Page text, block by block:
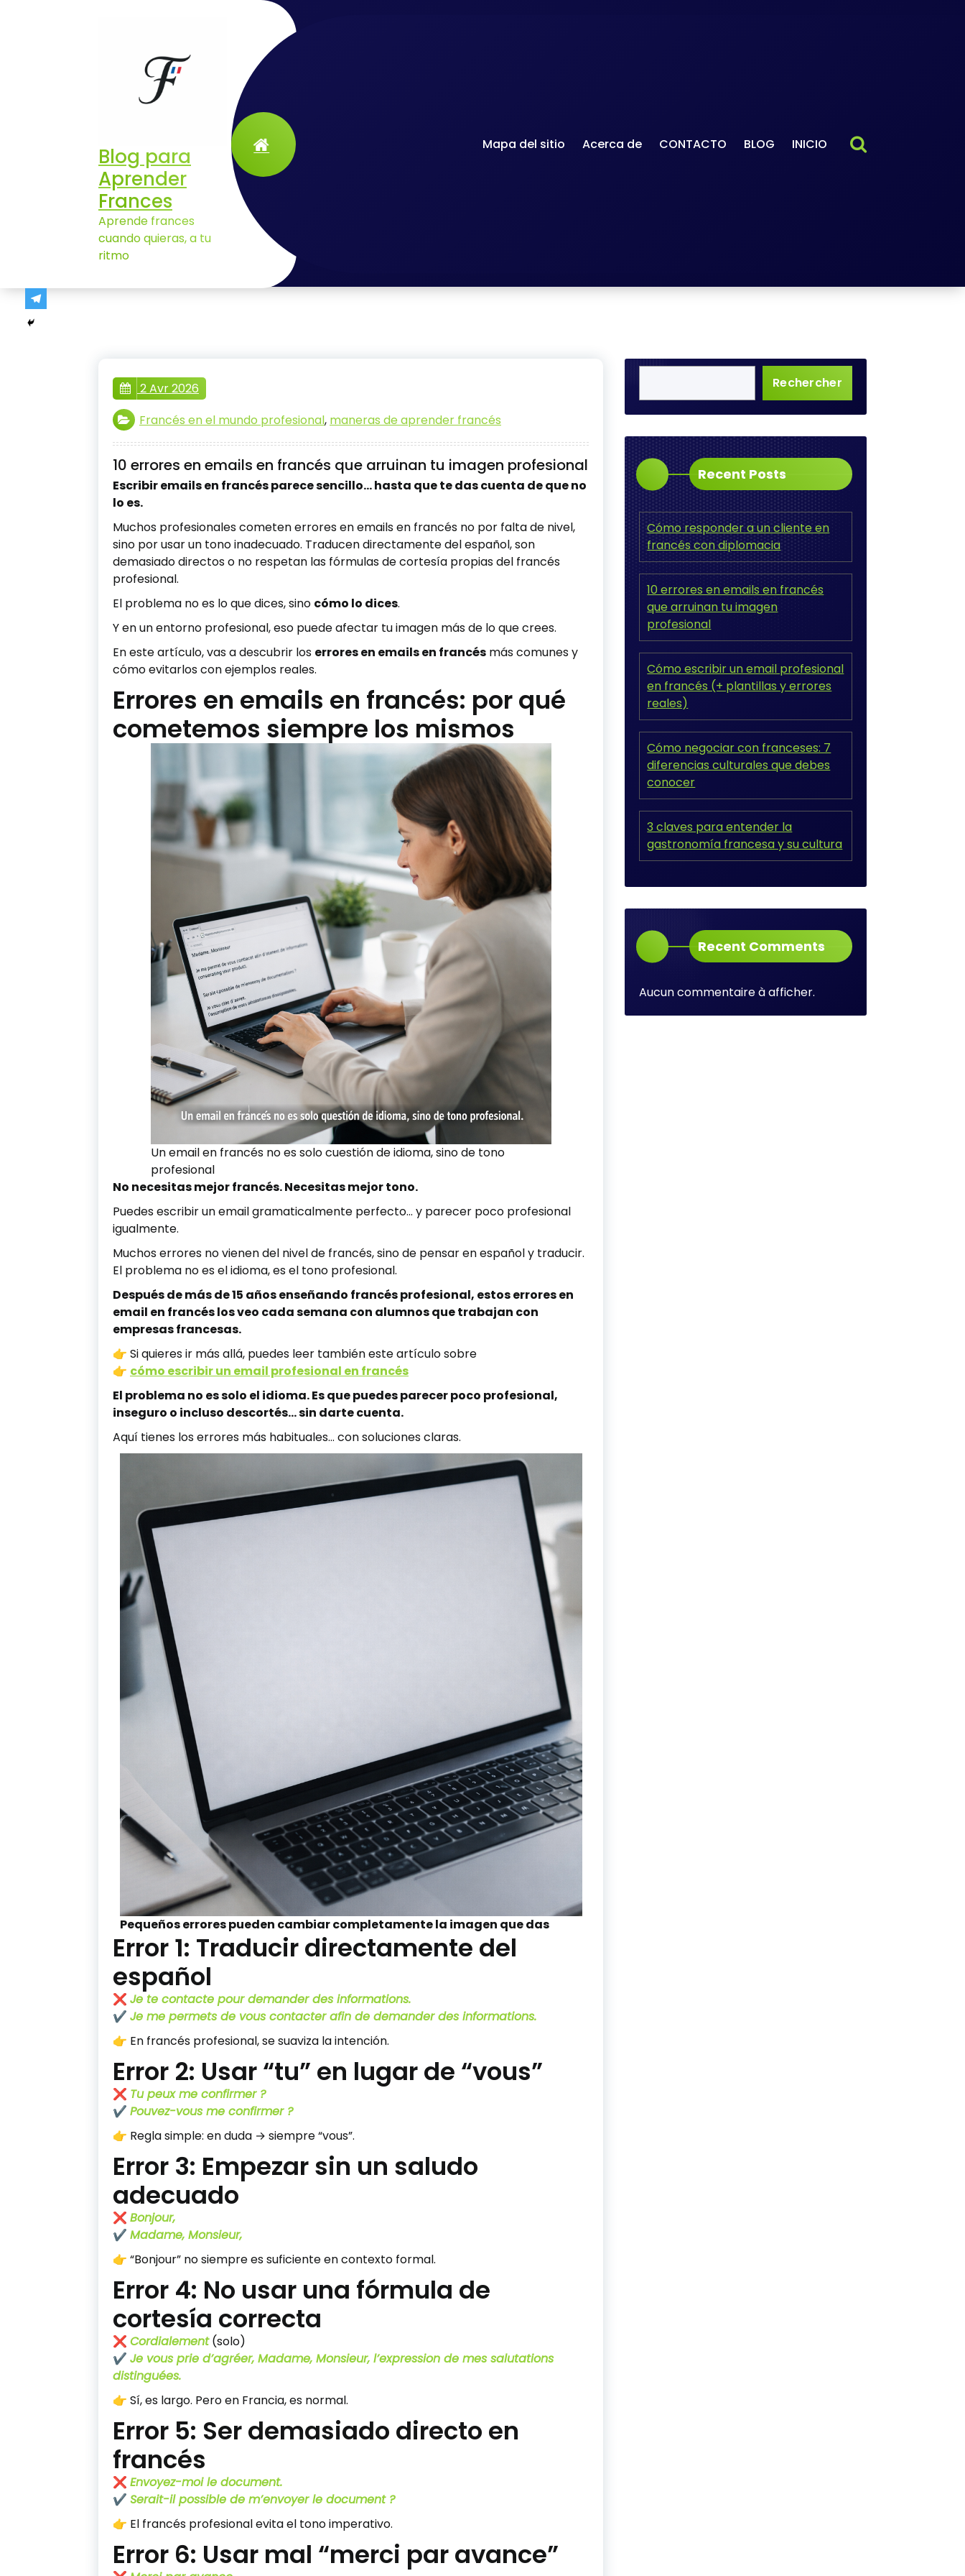
Blog para
Aprender
Frances
Aprende frances
cuando quieras, a tu
ritmo
Mapa del sitio Acerca de CONTACTO BLOG INICIO
2 Avr 2026
Francés en el mundo profesional, maneras de aprender francés
10 errores en emails en francés que arruinan tu imagen profesional
Escribir emails en francés parece sencillo… hasta que te das cuenta de que no
lo es.
Muchos profesionales cometen errores en emails en francés no por falta de nivel,
sino por usar un tono inadecuado. Traducen directamente del español, son
demasiado directos o no respetan las fórmulas de cortesía propias del francés
profesional.
El problema no es lo que dices, sino cómo lo dices.
Y en un entorno profesional, eso puede afectar tu imagen más de lo que crees.
En este artículo, vas a descubrir los errores en emails en francés más comunes y
cómo evitarlos con ejemplos reales.
Errores en emails en francés: por qué
cometemos siempre los mismos
Un email en francés no es solo cuestión de idioma, sino de tono
profesional
No necesitas mejor francés. Necesitas mejor tono.
Puedes escribir un email gramaticalmente perfecto… y parecer poco profesional
igualmente.
Muchos errores no vienen del nivel de francés, sino de pensar en español y traducir.
El problema no es el idioma, es el tono profesional.
Después de más de 15 años enseñando francés profesional, estos errores en
email en francés los veo cada semana con alumnos que trabajan con
empresas francesas.
👉 Si quieres ir más allá, puedes leer también este artículo sobre
👉 cómo escribir un email profesional en francés
El problema no es solo el idioma. Es que puedes parecer poco profesional,
inseguro o incluso descortés… sin darte cuenta.
Aquí tienes los errores más habituales… con soluciones claras.
Pequeños errores pueden cambiar completamente la imagen que das
Error 1: Traducir directamente del
español
❌ Je te contacte pour demander des informations.
✔️ Je me permets de vous contacter afin de demander des informations.
👉 En francés profesional, se suaviza la intención.
Error 2: Usar “tu” en lugar de “vous”
❌ Tu peux me confirmer ?
✔️ Pouvez-vous me confirmer ?
👉 Regla simple: en duda → siempre “vous”.
Error 3: Empezar sin un saludo
adecuado
❌ Bonjour,
✔️ Madame, Monsieur,
👉 “Bonjour” no siempre es suficiente en contexto formal.
Error 4: No usar una fórmula de
cortesía correcta
❌ Cordialement(solo)
✔️ Je vous prie d’agréer, Madame, Monsieur, l’expression de mes salutations
distinguées.
👉 Sí, es largo. Pero en Francia, es normal.
Error 5: Ser demasiado directo en
francés
❌ Envoyez-moi le document.
✔️ Serait-il possible de m’envoyer le document ?
👉 El francés profesional evita el tono imperativo.
Error 6: Usar mal “merci par avance”
Rechercher
Recent Posts
Cómo responder a un cliente en
francés con diplomacia
10 errores en emails en francés
que arruinan tu imagen
profesional
Cómo escribir un email profesional
en francés (+ plantillas y errores
reales)
Cómo negociar con franceses: 7
diferencias culturales que debes
conocer
3 claves para entender la
gastronomía francesa y su cultura
Recent Comments
Aucun commentaire à afficher.